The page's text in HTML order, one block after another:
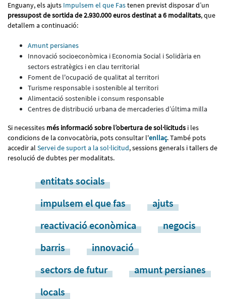
Enguany, els ajuts Impulsem el que Fastenen previst disposar d’un
pressupost de sortida de 2.930.000 euros destinat a 6 modalitats, que
detallem a continuació:
Amunt persianes
Innovació socioeconòmica i Economia Social i Solidària en
sectors estratègics i en clau territorial
Foment de l'ocupació de qualitat al territori
Turisme responsable i sostenible al territori
Alimentació sostenible i consum responsable
Centres de distribució urbana de mercaderies d’última milla
Si necessites més informació sobre l’obertura de sol·licituds i les
condicions de la convocatòria, pots consultar l'enllaç. També pots
accedir al Servei de suport a la sol·licitud, sessions generals i tallers de
resolució de dubtes per modalitats.
entitats socials
impulsem el que fas
ajuts
reactivació econòmica
negocis
barris
innovació
sectors de futur
amunt persianes
locals